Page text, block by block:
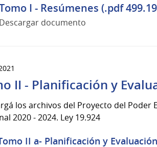
I - Resúmenes (.pdf
Descargar documento
II - Planificación y
los archivos del Proyecto del Poder
2020 - 2024. Ley 19.924
II a- Planificación y